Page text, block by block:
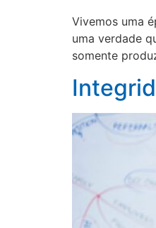
Vivemos uma
uma verdade
somente